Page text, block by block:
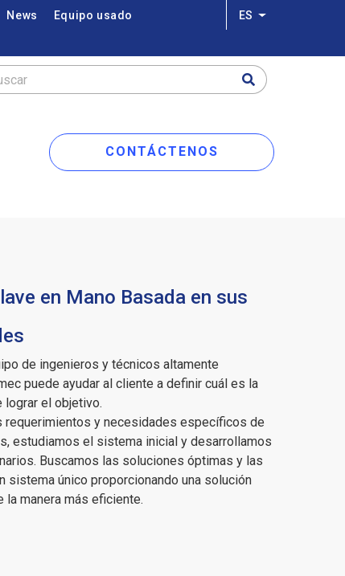
News Equipo usado ES Lista adicional
CONTÁCTENOS
en Mano Basada en sus
de ingenieros y técnicos altamente
puede ayudar al cliente a definir cuál es la
lograr el objetivo.
requerimientos y necesidades específicos de
estudiamos el sistema inicial y desarrollamos
Buscamos las soluciones óptimas y las
sistema único proporcionando una solución
la manera más eficiente.